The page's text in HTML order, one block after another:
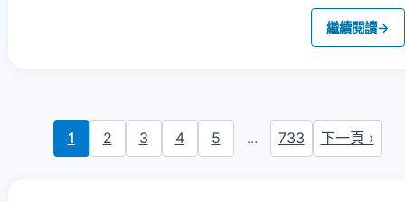
繼續閱讀→
1 2 3 4 5 ... 733 下一頁 ›